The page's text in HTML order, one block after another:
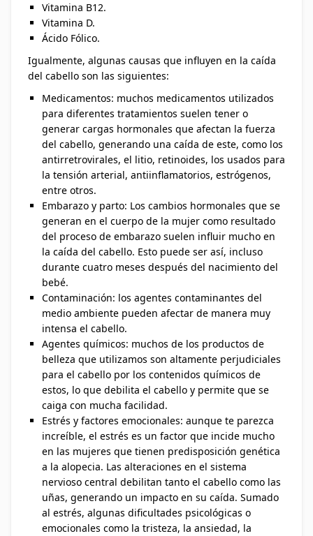
Vitamina B12.
Vitamina D.
Ácido Fólico.
Igualmente, algunas causas que influyen en la caída
del cabello son las siguientes:
Medicamentos: muchos medicamentos utilizados
para diferentes tratamientos suelen tener o
generar cargas hormonales que afectan la fuerza
del cabello, generando una caída de este, como los
antirretrovirales, el litio, retinoides, los usados para
la tensión arterial, antiinflamatorios, estrógenos,
entre otros.
Embarazo y parto: Los cambios hormonales que se
generan en el cuerpo de la mujer como resultado
del proceso de embarazo suelen influir mucho en
la caída del cabello. Esto puede ser así, incluso
durante cuatro meses después del nacimiento del
bebé.
Contaminación: los agentes contaminantes del
medio ambiente pueden afectar de manera muy
intensa el cabello.
Agentes químicos: muchos de los productos de
belleza que utilizamos son altamente perjudiciales
para el cabello por los contenidos químicos de
estos, lo que debilita el cabello y permite que se
caiga con mucha facilidad.
Estrés y factores emocionales: aunque te parezca
increíble, el estrés es un factor que incide mucho
en las mujeres que tienen predisposición genética
a la alopecia. Las alteraciones en el sistema
nervioso central debilitan tanto el cabello como las
uñas, generando un impacto en su caída. Sumado
al estrés, algunas dificultades psicológicas o
emocionales como la tristeza, la ansiedad, la